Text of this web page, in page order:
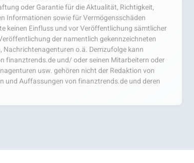
oder Garantie für die Aktualität, Richtigkeit,
Informationen sowie für Vermögensschäden
keinen Einfluss und vor Veröffentlichung sämtlicher
der namentlich gekennzeichneten
o.ä. Demzufolge kann
finanztrends.de und/ oder seinen Mitarbeitern oder
usw. gehören nicht der Redaktion von
und Auffassungen von finanztrends.de und deren